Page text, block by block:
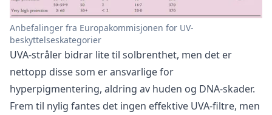
Anbefalinger fra Europakommisjonen for UV-
beskyttelseskategorier
UVA-stråler bidrar lite til solbrenthet, men det er
nettopp disse som er ansvarlige for
hyperpigmentering, aldring av huden og DNA-skader.
Frem til nylig fantes det ingen effektive UVA-filtre, men